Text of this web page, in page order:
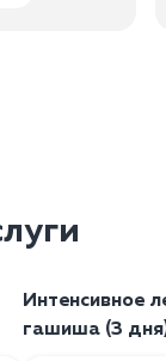
Интенсивное
гашиша (3